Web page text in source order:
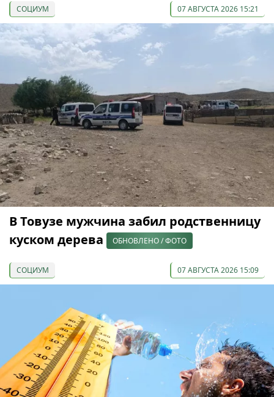
СОЦИУМ 07 АВГУСТА 2026 15:21
В Товузе мужчина забил родственницу
куском дерева
ОБНОВЛЕНО / ФОТО
СОЦИУМ 07 АВГУСТА 2026 15:09